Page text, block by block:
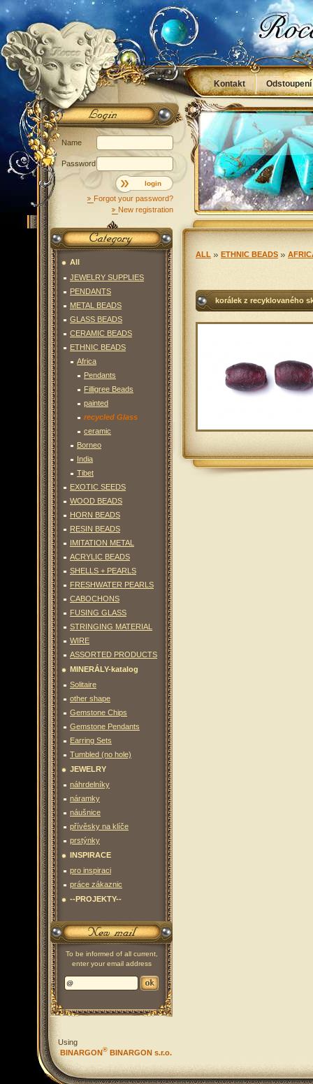
ALL ETHNIC BEADS
korálek z recyklovaného
All
JEWELRY SUPPLIES
PENDANTS
METAL BEADS
GLASS BEADS
CERAMIC BEADS
ETHNIC BEADS
Africa
Pendants
Filligree Beads
painted
recycled Glass
ceramic
Borneo
India
Tibet
EXOTIC SEEDS
WOOD BEADS
HORN BEADS
RESIN BEADS
IMITATION METAL
ACRYLIC BEADS
SHELLS + PEARLS
FRESHWATER PEARLS
CABOCHONS
FUSING GLASS
STRINGING MATERIAL
WIRE
ASSORTED PRODUCTS
MINERÁLY-katalog
Solitaire
other shape
Gemstone Chips
Gemstone Pendants
Earring Sets
Tumbled (no hole)
JEWELRY
náhrdelníky
náramky
náušnice
přívěsky na klíče
prstýnky
INSPIRACE
pro inspiraci
práce zákaznic
--PROJEKTY--
To be informed of all current,
enter your email address
Using
BINARGON® BINARGON s.r.o.
Kontakt
Obchodní podmínky
Name
Password
login
Forgot your password?
New registration